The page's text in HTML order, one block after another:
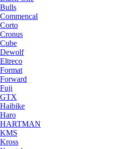
Bulls
Commencal
Corto
Cronus
Cube
Dewolf
Eltreco
Format
Forward
Fuji
GTX
Haibike
Haro
HARTMAN
KMS
Kross